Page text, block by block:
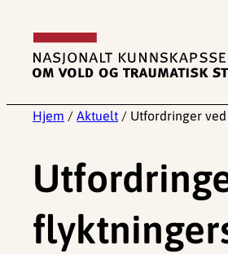
innhold
Hjem / Aktuelt / Utfordringer